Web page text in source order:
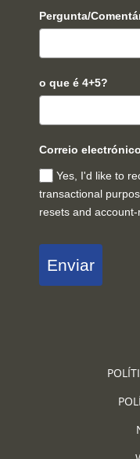
Pergunta/
o que é 4+5?
Correio
Yes, I'd like to
transactional
resets and
Enviar